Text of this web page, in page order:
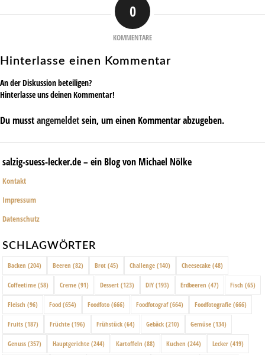
0
KOMMENTARE
Hinterlasse einen Kommentar
An der Diskussion beteiligen?
Hinterlasse uns deinen Kommentar!
Du musstangemeldetsein, um einen Kommentar abzugeben.
salzig-suess-lecker.de – ein Blog von Michael Nölke
Kontakt
Impressum
Datenschutz
SCHLAGWÖRTER
Backen (204) Beeren (82) Brot (45) Challenge (140) Cheesecake (48)
Coffeetime (58) Creme (91) Dessert (123) DIY (193) Erdbeeren (47) Fisch (65)
Fleisch (96) Food (654) Foodfoto (666) Foodfotograf(664) Foodfotografie (666)
Fruits (187) Früchte (196) Frühstück (64) Gebäck (210) Gemüse (134)
Genuss (357) Hauptgerichte (244) Kartoffeln (88) Kuchen (244) Lecker (419)